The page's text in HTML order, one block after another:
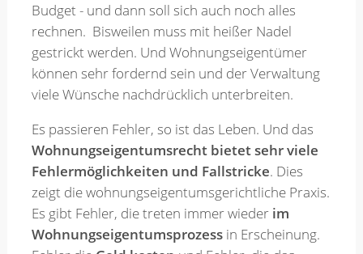
Newsletter
Budget - und dann soll sich auch noch alles
rechnen. Bisweilen muss mit heißer Nadel
gestrickt werden. Und Wohnungseigentümer
können sehr fordernd sein und der Verwaltung
viele Wünsche nachdrücklich unterbreiten.
Es passieren Fehler, so ist das Leben. Und das
Wohnungseigentumsrecht bietet sehr viele
Fehlermöglichkeiten und Fallstricke. Dies
zeigt die wohnungseigentumsgerichtliche Praxis.
Es gibt Fehler, die treten immer wieder im
Wohnungseigentumsprozessin Erscheinung.